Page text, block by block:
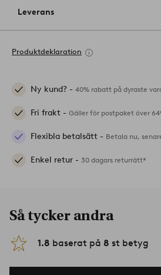
Leverans
Produktdeklaration
Ny kund? - 40% rabatt på dyraste
Fri frakt - Gäller för postpaket över
Flexibla betalsätt - Betala nu,
Enkel retur - 30 dagars returrätt*
Så tycker andra
1.8 baserat på 8 st betyg